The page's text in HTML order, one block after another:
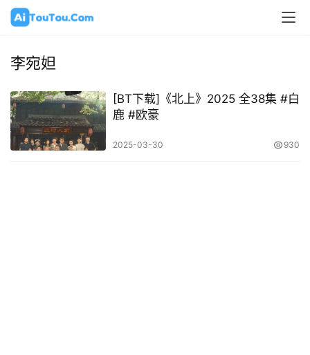
李宛妲
[BT下载]《北上》2025 全38集 #白
鹿 #欧豪
2025-03-30 930